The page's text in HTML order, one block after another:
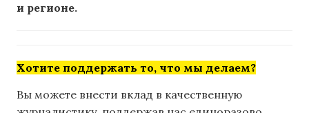
и регионе.
Хотите поддержать то, что мы делаем?
Вы можете внести вклад в качественную